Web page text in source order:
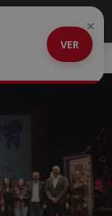
VER
×